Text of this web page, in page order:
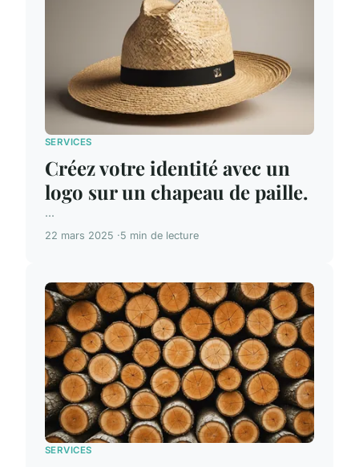
SERVICES
Créez votre identité avec un
logo sur un chapeau de paille.
...
22 mars 2025 5 min de lecture
SERVICES